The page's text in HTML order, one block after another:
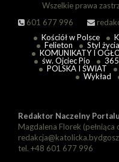
Wszelkie prawa
601 677 996
Kościół w Polsce
Felieton
Styl życia
KOMUNIKATY I
św. Ojciec Pio
POLSKA I ŚWIAT
Wykład
Redaktor Naczelny
Magdalena Florek (pełniąca
tel. +48 601 677 996